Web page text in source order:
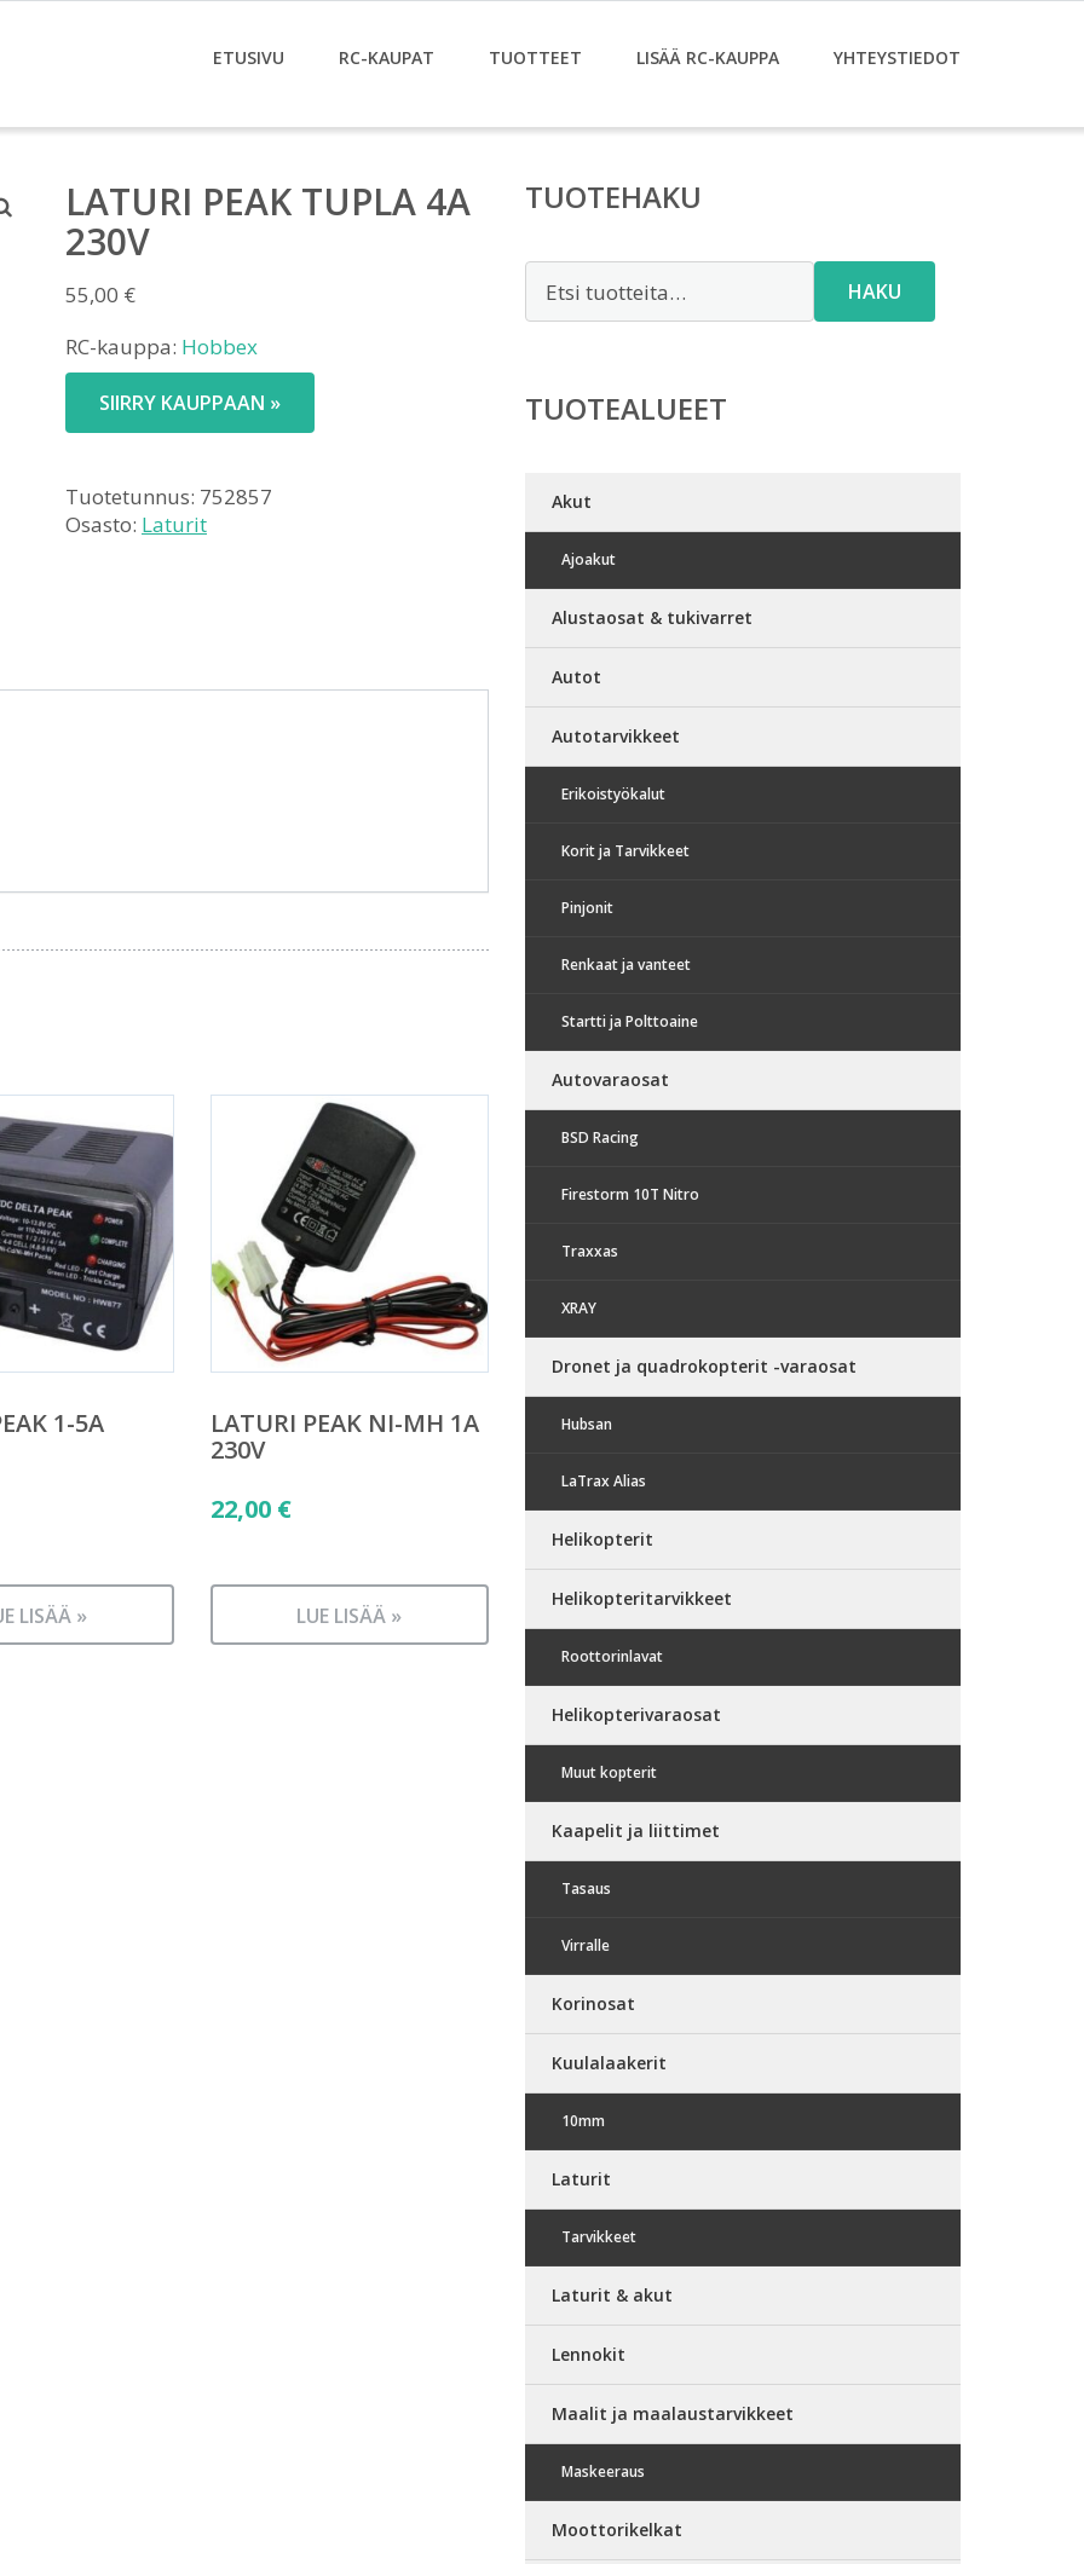
ETUSIVU RC-KAUPAT TUOTTEET LISÄÄ RC-KAUPPA YHTEYSTIEDOT
LATURI PEAK TUPLA 4A
230V
55,00 €
RC-kauppa: Hobbex
SIIRRY KAUPPAAN »
Tuotetunnus: 752857
Osasto: Laturit
1-5A
LISÄÄ »
LATURI PEAK NI-MH 1A
230V
22,00 €
LUE LISÄÄ »
TUOTEHAKU
HAKU
TUOTEALUEET
Akut
Ajoakut
Alustaosat & tukivarret
Autot
Autotarvikkeet
Erikoistyökalut
Korit ja Tarvikkeet
Pinjonit
Renkaat ja vanteet
Startti ja Polttoaine
Autovaraosat
BSD Racing
Firestorm 10T Nitro
Traxxas
XRAY
Dronet ja quadrokopterit -varaosat
Hubsan
LaTrax Alias
Helikopterit
Helikopteritarvikkeet
Roottorinlavat
Helikopterivaraosat
Muut kopterit
Kaapelit ja liittimet
Tasaus
Virralle
Korinosat
Kuulalaakerit
10mm
Laturit
Tarvikkeet
Laturit & akut
Lennokit
Maalit ja maalaustarvikkeet
Maskeeraus
Moottorikelkat